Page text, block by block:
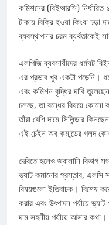
কমিশনের (বিইআরসি) নির্ধারিত
টাকায় বিক্রি হওয়া কিংবা চড়া
ব্যবস্থাপনার চরম ব্যর্থতাকেই
এলপিজি ব্যবসায়ীদের ধর্মঘট
এর প্রভাব খুব একটা পড়েনি।
এবং কমিশন বৃদ্ধির দাবি
চলছে, তা বন্ধের বিষয়ে কোনো
তাঁরা বেশি দামে সিলিন্ডার
এই চেইন অব কমান্ডের গলদ
দেরিতে হলেও জ্বালানি বিভাগ
ভ্যাট কমানোর প্রস্তাব, এলসি
বিষয়গুলো ইতিবাচক। বিশেষ
করার এবং উৎপাদন পর্যায়ে
দাম সহনীয় পর্যায়ে আসার